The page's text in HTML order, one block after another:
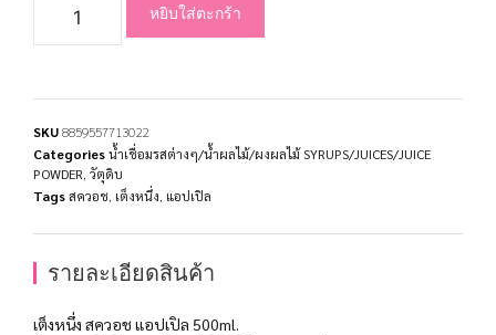
หยิบใส่ตะกร้า
SKU8859557713022
Categoriesน้ำเชื่อมรสต่างๆ/น้ำผลไม้/ผงผลไม้ SYRUPS/JUICES/JUICE
POWDER วัตุดิบ
Tagsสควอช เต็งหนึ่ง แอปเปิล
รายละเอียดสินค้า
เต็งหนึ่ง สควอช แอปเปิล 500ml.